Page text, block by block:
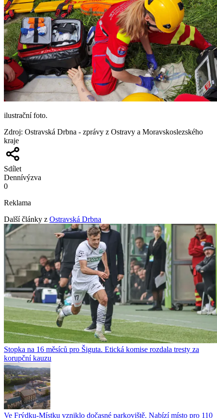
ilustrační foto.
Zdroj: Ostravská Drbna - zprávy z Ostravy a Moravskoslezského
kraje
Sdílet
Dennívýzva
0
Reklama
Další články z Ostravská Drbna
Stopka na 16 měsíců pro Šiguta. Etická komise rozdala tresty za
korupční kauzu
Ve Frýdku-Místku vzniklo dočasné parkoviště. Nabízí místo pro 110